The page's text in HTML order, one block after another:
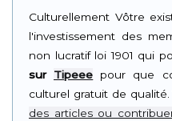
Culturellement Vôtre
l'investissement des
non lucratif loi 1901 qui
sur Tipeee pour que
culturel gratuit de
des articles ou